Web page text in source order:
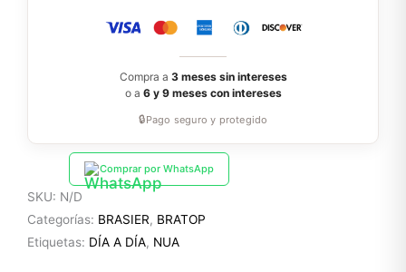
Compra a 3 meses sin intereses
o a 6 y 9 meses con intereses
🔒Pago seguro y protegido
Comprar por WhatsApp
SKU: N/D
Categorías: BRASIER, BRATOP
Etiquetas: DÍA A DÍA, NUA